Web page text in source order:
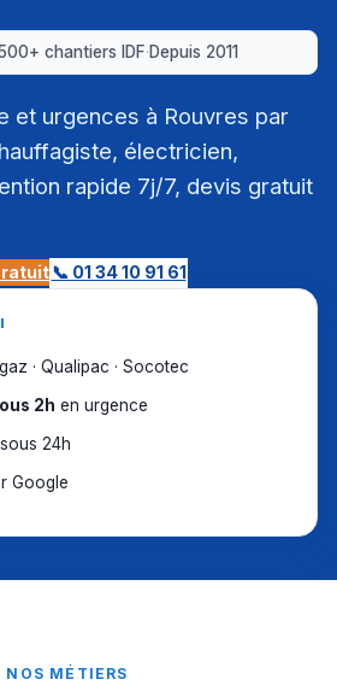
chantiers IDF·Depuis 2011
et urgences à Rouvres par
électricien,
rapide 7j/7, devis gratuit
📞 01 34 10 91 61
· Qualipac · Socotec
2h en urgence
sous 24h
Google
NOS MÉTIERS